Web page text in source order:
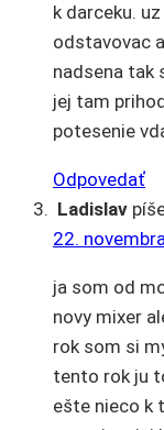
k darceku.
odstavovac
nadsena tak
jej tam
potesenie
Odpovedať
Ladislav
22.
ja som od
novy mixer
rok som si
tento rok ju
ešte nieco k